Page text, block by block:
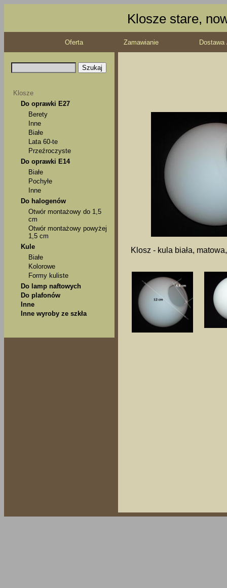
Klosze stare,
Oferta Zamawianie
Klosze
Do oprawki E27
Berety
Inne
Białe
Lata 60-te
Przeźroczyste
Do oprawki E14
Białe
Pochyłe
Inne
Do halogenów
Otwór montażowy do 1,5
cm
Otwór montażowy powyżej
1,5 cm
Kule
Białe
Kolorowe
Formy kuliste
Do lamp naftowych
Do plafonów
Inne
Inne wyroby ze szkła
Klosz - kula biała,